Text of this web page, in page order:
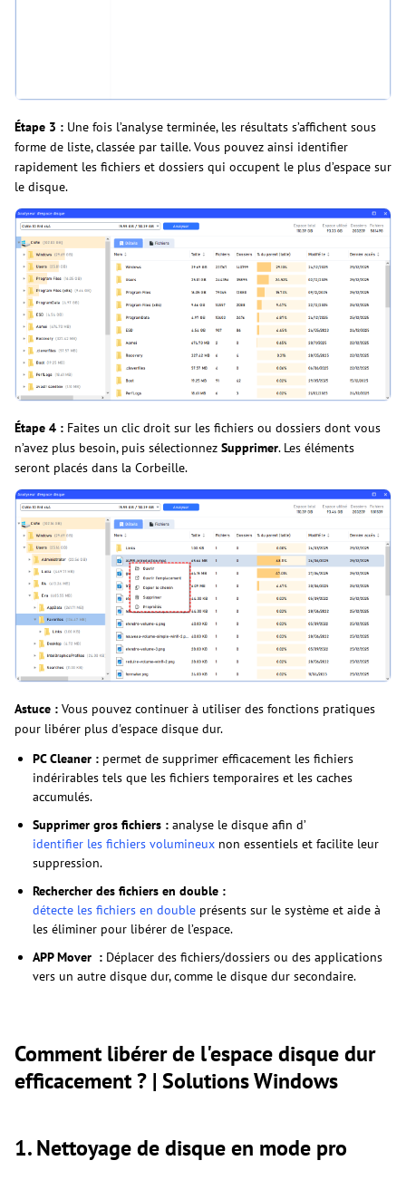
Étape 3 : Une fois l’analyse terminée, les résultats s’affichent sous
forme de liste, classée par taille. Vous pouvez ainsi identifier
rapidement les fichiers et dossiers qui occupent le plus d’espace sur
le disque.
Étape 4 : Faites un clic droit sur les fichiers ou dossiers dont vous
n’avez plus besoin, puis sélectionnez Supprimer. Les éléments
seront placés dans la Corbeille.
Astuce : Vous pouvez continuer à utiliser des fonctions pratiques
pour libérer plus d'espace disque dur.
PC Cleaner : permet de supprimer efficacement les fichiers
indérirables tels que les fichiers temporaires et les caches
accumulés.
Supprimer gros fichiers : analyse le disque afin d’
identifier les fichiers volumineux non essentiels et facilite leur
suppression.
Rechercher des fichiers en double :
détecte les fichiers en double présents sur le système et aide à
les éliminer pour libérer de l’espace.
APP Mover : Déplacer des fichiers/dossiers ou des applications
vers un autre disque dur, comme le disque dur secondaire.
Comment libérer de l'espace disque dur
efficacement ? | Solutions Windows
1. Nettoyage de disque en mode pro